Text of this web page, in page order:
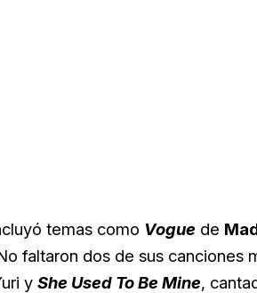
temas como Vogue de
faltaron dos de sus canciones
y She Used To Be Mine,